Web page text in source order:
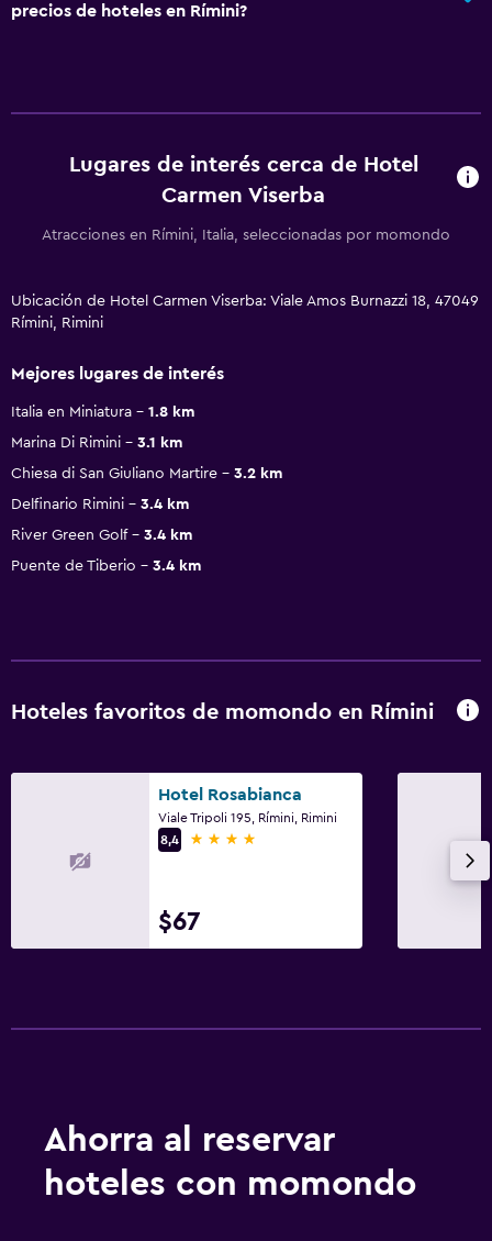
precios de hoteles en Rímini?
Lugares de interés cerca de Hotel
Carmen Viserba
Atracciones en Rímini, Italia, seleccionadas por momondo
Ubicación de Hotel Carmen Viserba: Viale Amos Burnazzi 18, 47049
Rímini, Rimini
Mejores lugares de interés
Italia en Miniatura
1.8 km
Marina Di Rimini
3.1 km
Chiesa di San Giuliano Martire
3.2 km
Delfinario Rimini
3.4 km
River Green Golf
3.4 km
Puente de Tiberio
3.4 km
Hoteles favoritos de momondo en Rímini
Hotel Rosabianca
Viale Tripoli 195, Rímini, Rimini
8,4
4 estrellas
$67
Ahorra al reservar
hoteles con momondo